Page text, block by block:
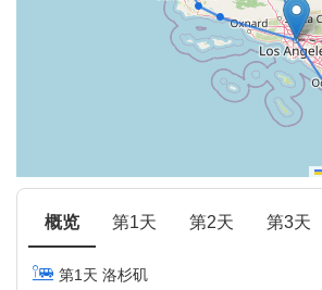
概览 第1天 第2天 第3天
第1天 洛杉矶